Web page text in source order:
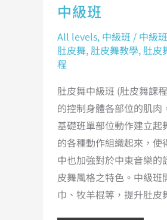
中級班
All levels, 中級班 / 中級班
肚皮舞, 肚皮舞教學, 肚皮
程
肚皮舞中級班 (肚皮舞課
的控制身體各部位的肌
基礎班單部位動作建立
的各種動作組織起來，
中也加強對於中東音樂
皮舞風格之特色。中級
巾、牧羊棍等，提升肚皮